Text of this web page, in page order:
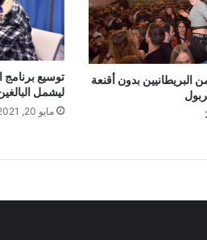
البريطانيين بدون أقنعة
توسيع برنامج
ليشمل البالغين
مايو 20, 2021